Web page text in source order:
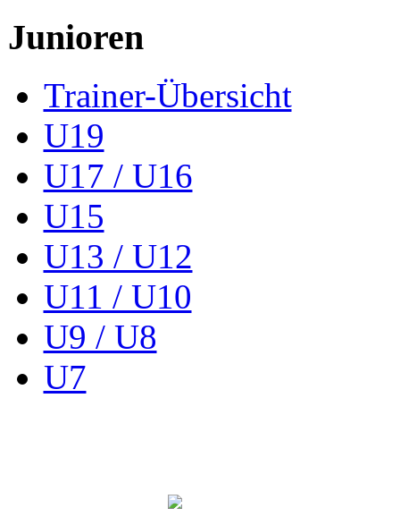
Junioren
Trainer-Übersicht
U19
U17 / U16
U15
U13 / U12
U11 / U10
U9 / U8
U7